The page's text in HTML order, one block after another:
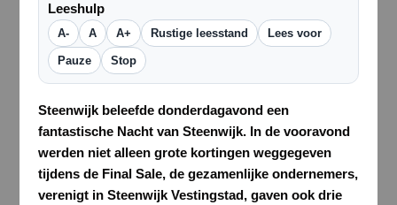
Leeshulp
A- A A+ Rustige leesstand Lees voor
Pauze Stop
Steenwijk beleefde donderdagavond een
fantastische Nacht van Steenwijk. In de vooravond
werden niet alleen grote kortingen weggegeven
tijdens de Final Sale, de gezamenlijke ondernemers,
verenigt in Steenwijk Vestingstad, gaven ook drie